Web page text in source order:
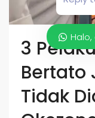
3
Bertato
Tidak